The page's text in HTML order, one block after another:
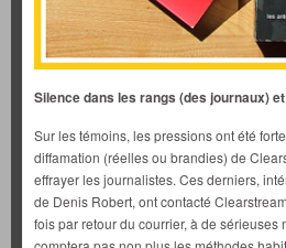
Silence dans les rangs (des journaux)
Sur les témoins, les pressions ont été
diffamation (réelles ou brandies) de
effrayer les journalistes. Ces derniers,
de Denis Robert, ont contacté
fois par retour du courrier, à de sérieuses